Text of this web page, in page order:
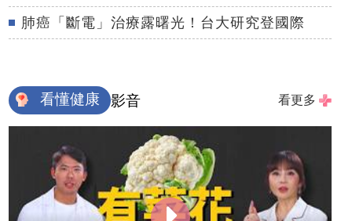
肺癌「斷電」治療露曙光！台大研究登國際
看懂健康 影音 看更多